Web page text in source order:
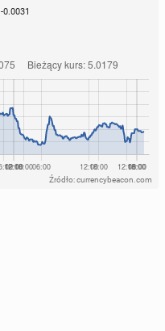
-0.0031
Źródło: currencybeacon.com